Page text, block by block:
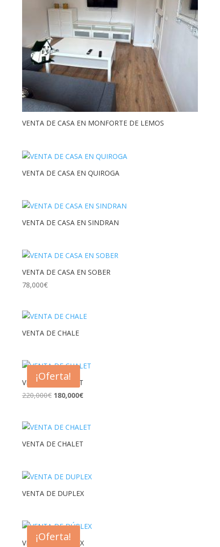
VENTA DE CASA EN MONFORTE DE LEMOS
VENTA DE CASA EN QUIROGA
VENTA DE CASA EN SINDRAN
VENTA DE CASA EN SOBER
78,000€
VENTA DE CHALE
¡Oferta!
VENTA DE CHALET
220,000€ El
era:
220,000€.
180,000€El
es:
180,000€.
VENTA DE CHALET
VENTA DE DUPLEX
¡Oferta!
VENTA DE DÚPLEX